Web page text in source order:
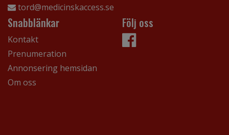
tord@medicinskaccess.se
Snabblänkar
Kontakt
Prenumeration
Annonsering hemsidan
Om oss
Följ oss